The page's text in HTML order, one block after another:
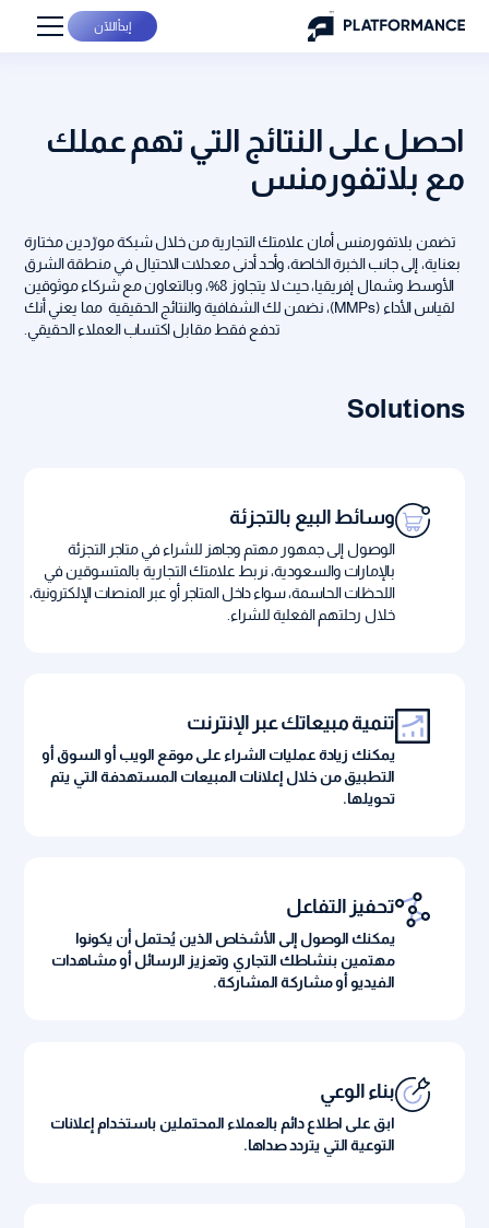
إبدأ اللآن
احصل على النتائج التي تهم عملك
مع بلاتفورمنس
تضمن بلاتفورمنس أمان علامتك التجارية من خلال شبكة مورّدين مختارة
بعناية، إلى جانب الخبرة الخاصة، وأحد أدنى معدلات الاحتيال في منطقة الشرق
الأوسط وشمال إفريقيا، حيث لا يتجاوز 8%، وبالتعاون مع شركاء موثوقين
لقياس الأداء (MMPs)، نضمن لك الشفافية والنتائج الحقيقية مما يعني أنك
تدفع فقط مقابل اكتساب العملاء الحقيقي.
Solutions
وسائط البيع بالتجزئة
الوصول إلى جمهور مهتم وجاهز للشراء في متاجر التجزئة
بالإمارات والسعودية، نربط علامتك التجارية بالمتسوقين في
اللحظات الحاسمة، سواء داخل المتاجر أو عبر المنصات الإلكترونية،
خلال رحلتهم الفعلية للشراء.
تنمية مبيعاتك عبر الإنترنت
يمكنك زيادة عمليات الشراء على موقع الويب أو السوق أو
التطبيق من خلال إعلانات المبيعات المستهدفة التي يتم
تحويلها.
تحفيز التفاعل
يمكنك الوصول إلى الأشخاص الذين يُحتمل أن يكونوا
مهتمين بنشاطك التجاري وتعزيز الرسائل أو مشاهدات
الفيديو أو مشاركة المشاركة.
بناء الوعي
ابق على اطلاع دائم بالعملاء المحتملين باستخدام إعلانات
التوعية التي يتردد صداها.